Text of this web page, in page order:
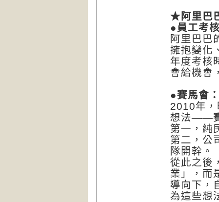
★阿里巴
● 員工考
阿里巴巴
擁抱變化
年度考核
會給機會
●賽馬會
2010年
想法——
第一，純
第二，公
隊開幹。
從此之後
業」，而
導向下，
為這些想